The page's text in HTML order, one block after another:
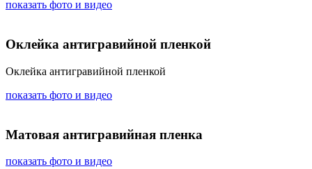
показать фото и видео
Оклейка антигравийной пленкой
Оклейка антигравийной пленкой
показать фото и видео
Матовая антигравийная пленка
показать фото и видео